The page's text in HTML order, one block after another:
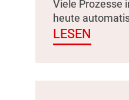
Viele Prozesse
heute
LESEN